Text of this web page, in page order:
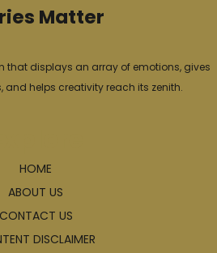
Matter
that displays an array of emotions, gives
helps creativity reach its zenith.
HOME
ABOUT US
CONTACT US
DISCLAIMER